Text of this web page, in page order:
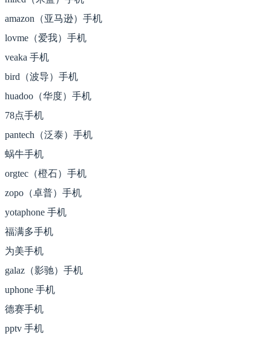
amazon（亚马逊）手机
lovme（爱我）手机
veaka 手机
bird（波导）手机
huadoo（华度）手机
78点手机
pantech（泛泰）手机
蜗牛手机
orgtec（橙石）手机
zopo（卓普）手机
yotaphone 手机
福满多手机
为美手机
galaz（影驰）手机
uphone 手机
德赛手机
pptv 手机